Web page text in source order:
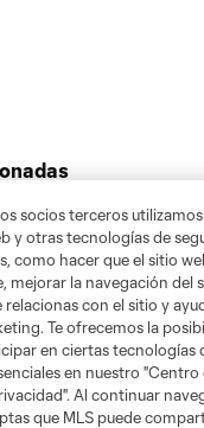
al otro: los
el fútbol mexicano
de Portland como
puede rescatar a
socios terceros
y otras tecnologías de
como hacer que el sitio
mejorar la navegación del
con el sitio y
Te ofrecemos la
en ciertas tecnologías
en nuestro "Centro
Al continuar
que MLS puede